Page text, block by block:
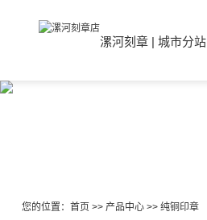
漯河刻章 | 城市分站
您的位置： 首页>> 产品中心>> 纯铜印章